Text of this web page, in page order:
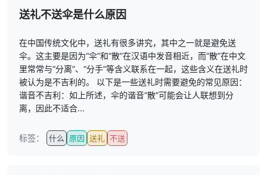
送礼不送伞是什么原因
在中国传统文化中，送礼有很多讲究，其中之一就是避免送
伞。这主要是因为“伞”和“散”在汉语中发音相近，而“散”在中文
里常常与“分离”、“分手”等含义联系在一起，这些含义在送礼时
被认为是不吉利的。 以下是一些送礼时需要避免的常见原因：
谐音不吉利：如上所述，伞的谐音“散”可能会让人联想到分
离，因此不适合...
标签： 什么 原因 送礼 不送